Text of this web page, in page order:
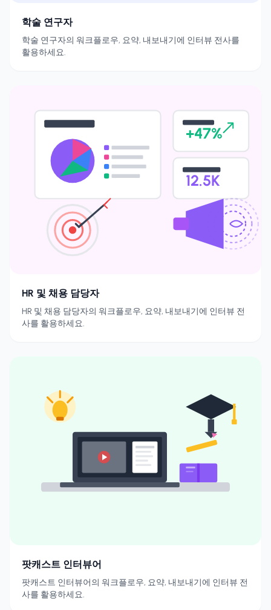
학술 연구자
학술 연구자의 워크플로우, 요약, 내보내기에 인터뷰 전사를
활용하세요.
+47%
12.5K
HR 및 채용 담당자
HR 및 채용 담당자의 워크플로우, 요약, 내보내기에 인터뷰 전
사를 활용하세요.
팟캐스트 인터뷰어
팟캐스트 인터뷰어의 워크플로우, 요약, 내보내기에 인터뷰 전
사를 활용하세요.